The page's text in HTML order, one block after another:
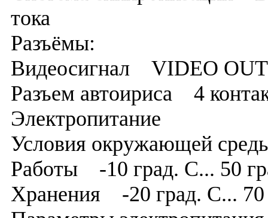
тока
Разъёмы:
Видеосигнал VIDEO OUT
Разъем автоириса 4
Электропитание
Условия окружающей
Работы -10 град. C... 50
Хранения -20 град. C... 70